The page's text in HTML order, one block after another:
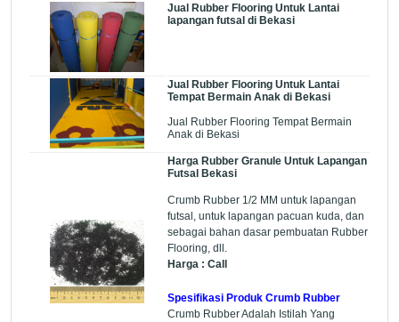
Jual Rubber Flooring Untuk Lantai
lapangan futsal di Bekasi
Jual Rubber Flooring Untuk Lantai
Tempat Bermain Anak di Bekasi
Jual Rubber Flooring Tempat Bermain
Anak di Bekasi
Harga Rubber Granule Untuk Lapangan
Futsal Bekasi
Crumb Rubber 1/2 MM untuk lapangan
futsal, untuk lapangan pacuan kuda, dan
sebagai bahan dasar pembuatan Rubber
Flooring, dll.
Harga : Call
Spesifikasi Produk Crumb Rubber
Crumb Rubber Adalah Istilah Yang